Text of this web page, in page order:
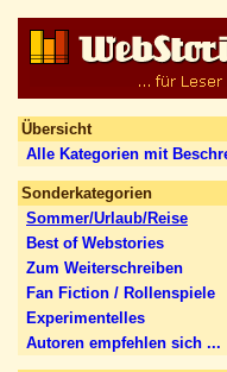
Übersicht
Alle Kategorien mit
Sonderkategorien
Sommer/Urlaub/Reise
Best of Webstories
Zum Weiterschreiben
Fan Fiction / Rollenspiele
Experimentelles
Autoren empfehlen sich ...